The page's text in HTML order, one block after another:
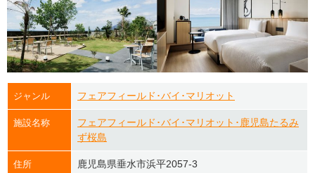
ジャンル フェアフィールド･バイ･マリオット
施設名称
フェアフィールド･バイ･マリオット･鹿児島たるみ
ず桜島
住所 鹿児島県垂水市浜平2057-3